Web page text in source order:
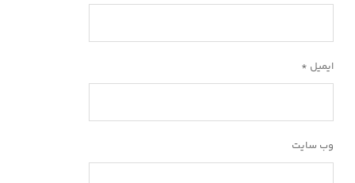
ایمیل *
وب‌ سایت